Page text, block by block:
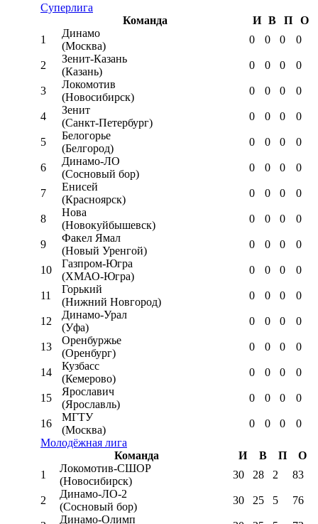
Суперлига
Команда
И В П
О
1
Динамо
(Москва)
0 0 0 0
2
Зенит-Казань
(Казань)
0 0 0 0
3
Локомотив
(Новосибирск)
0 0 0 0
4
Зенит
(Санкт-Петербург)
0 0 0 0
5
Белогорье
(Белгород)
0 0 0 0
6
Динамо-ЛО
(Сосновый бор)
0 0 0 0
7
Енисей
(Красноярск)
0 0 0 0
8
Нова
(Новокуйбышевск)
0 0 0 0
9
Факел Ямал
(Новый Уренгой)
0 0 0 0
10
Газпром-Югра
(ХМАО-Югра)
0 0 0 0
11
Горький
(Нижний Новгород)
0 0 0 0
12
Динамо-Урал
(Уфа)
0 0 0 0
13
Оренбуржье
(Оренбург)
0 0 0 0
14
Кузбасс
(Кемерово)
0 0 0 0
15
Ярославич
(Ярославль)
0 0 0 0
16
МГТУ
(Москва)
0 0 0
0
Молодёжная лига
Команда
И В П
О
1
Локомотив-CШОР
(Новосибирск)
30 28 2 83
2
Динамо-ЛО-2
(Сосновый бор)
30 25 5 76
Динамо-Олимп